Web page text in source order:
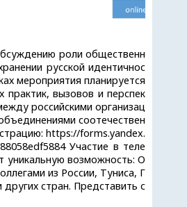
роли общественн
русской идентичнос
мероприятия планируется
вызовов и перспек
российскими организац
соотечествен
https://forms.yandex.
Участие в теле
уникальную возможность: О
из России, Туниса, Г
других стран. Представить с